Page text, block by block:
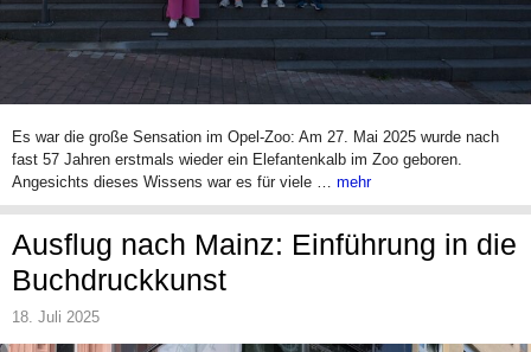
Es war die große Sensation im Opel-Zoo: Am 27. Mai 2025 wurde nach
fast 57 Jahren erstmals wieder ein Elefantenkalb im Zoo geboren.
Angesichts dieses Wissens war es für viele … mehr
Ausflug nach Mainz: Einführung in die
Buchdruckkunst
18. Juli 2025